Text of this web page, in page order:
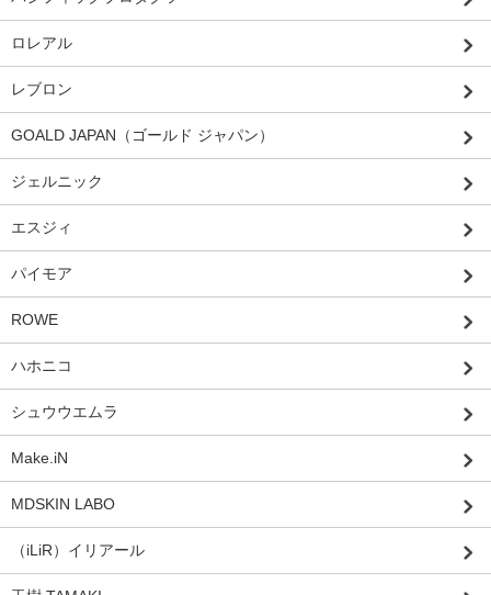
ロレアル
レブロン
GOALD JAPAN（ゴールド ジャパン）
ジェルニック
エスジィ
パイモア
ROWE
ハホニコ
シュウウエムラ
Make.iN
MDSKIN LABO
（iLiR）イリアール